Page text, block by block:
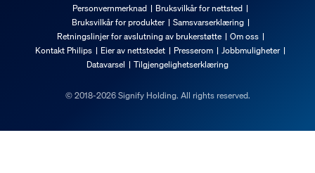
Personvernmerknad
Bruksvilkår for nettsted
Bruksvilkår for produkter
Samsvarserklæring
Retningslinjer for avslutning av brukerstøtte
Om oss
Kontakt Philips
Eier av nettstedet Presserom
Jobbmuligheter
Datavarsel
Tilgjengelighetserklæring
© 2018-2026 Signify Holding. All rights reserved.